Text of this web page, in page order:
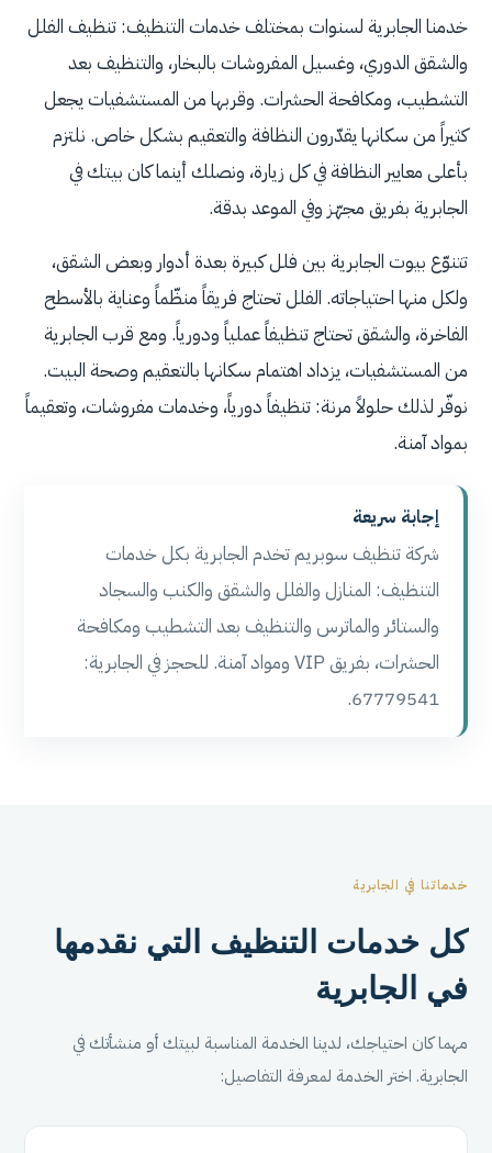
خدمنا الجابرية لسنوات بمختلف خدمات التنظيف: تنظيف الفلل
والشقق الدوري، وغسيل المفروشات بالبخار، والتنظيف بعد
التشطيب، ومكافحة الحشرات. وقربها من المستشفيات يجعل
كثيراً من سكانها يقدّرون النظافة والتعقيم بشكل خاص. نلتزم
بأعلى معايير النظافة في كل زيارة، ونصلك أينما كان بيتك في
الجابرية بفريق مجهّز وفي الموعد بدقة.
تتنوّع بيوت الجابرية بين فلل كبيرة بعدة أدوار وبعض الشقق،
ولكل منها احتياجاته. الفلل تحتاج فريقاً منظّماً وعناية بالأسطح
الفاخرة، والشقق تحتاج تنظيفاً عملياً ودورياً. ومع قرب الجابرية
من المستشفيات، يزداد اهتمام سكانها بالتعقيم وصحة البيت.
نوفّر لذلك حلولاً مرنة: تنظيفاً دورياً، وخدمات مفروشات، وتعقيماً
بمواد آمنة.
إجابة سريعة
شركة تنظيف سوبريم تخدم الجابرية بكل خدمات
التنظيف: المنازل والفلل والشقق والكنب والسجاد
والستائر والماترس والتنظيف بعد التشطيب ومكافحة
الحشرات، بفريق VIP ومواد آمنة. للحجز في الجابرية:
67779541.
خدماتنا في الجابرية
كل خدمات التنظيف التي نقدمها
في الجابرية
مهما كان احتياجك، لدينا الخدمة المناسبة لبيتك أو منشأتك في
الجابرية. اختر الخدمة لمعرفة التفاصيل: